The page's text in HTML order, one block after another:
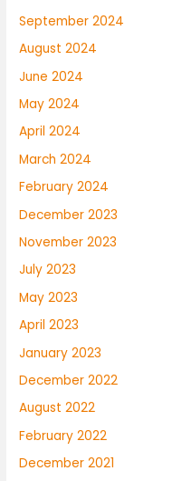
September 2024
August 2024
June 2024
May 2024
April 2024
March 2024
February 2024
December 2023
November 2023
July 2023
May 2023
April 2023
January 2023
December 2022
August 2022
February 2022
December 2021